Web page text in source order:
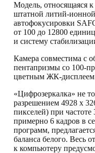
Модель, относящаяся
штатной литий-
автофокусировки
от 100 до 12800
и систему
Камера совместима с
пентапризмы со 100-
цветным ЖК-дисплеем
«Цифрозеркалка» не
разрешением 4928 x
пикселей) при
примерно 6 кадров в
программ,
баланса белого. Весь
к компьютеру